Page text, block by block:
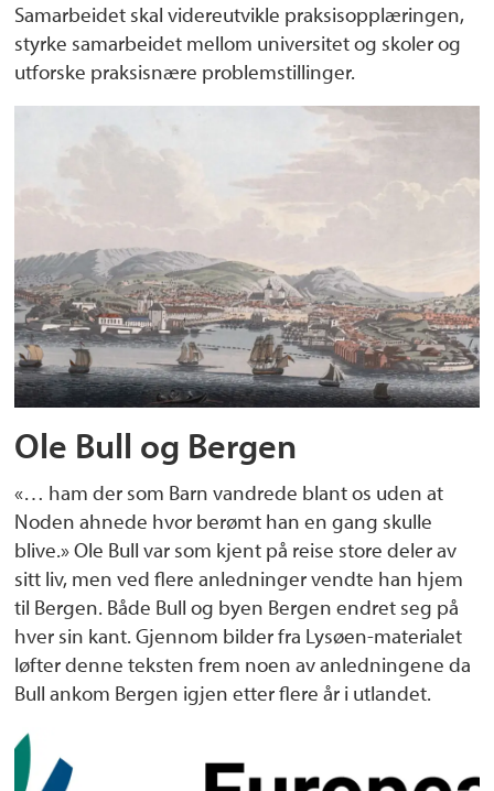
Samarbeidet skal videreutvikle praksisopplæringen,
styrke samarbeidet mellom universitet og skoler og
utforske praksisnære problemstillinger.
Ole Bull og Bergen
«… ham der som Barn vandrede blant os uden at
Noden ahnede hvor berømt han en gang skulle
blive.» Ole Bull var som kjent på reise store deler av
sitt liv, men ved flere anledninger vendte han hjem
til Bergen. Både Bull og byen Bergen endret seg på
hver sin kant. Gjennom bilder fra Lysøen-materialet
løfter denne teksten frem noen av anledningene da
Bull ankom Bergen igjen etter flere år i utlandet.